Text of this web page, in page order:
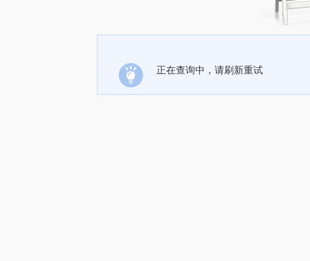
正在查询中，请刷新重试